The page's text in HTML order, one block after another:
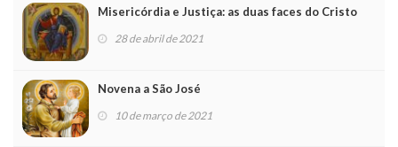
Misericórdia e Justiça: as duas faces do Cristo
28 de abril de 2021
Novena a São José
10 de março de 2021